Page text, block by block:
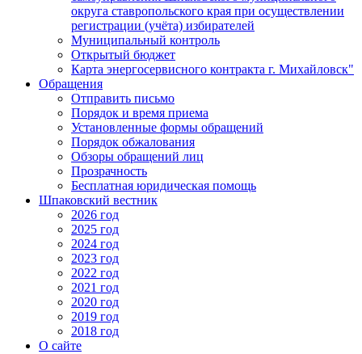
округа ставропольского края при осуществлении
регистрации (учёта) избирателей
Муниципальный контроль
Открытый бюджет
Карта энергосервисного контракта г. Михайловск"
Обращения
Отправить письмо
Порядок и время приема
Установленные формы обращений
Порядок обжалования
Обзоры обращений лиц
Прозрачность
Бесплатная юридическая помощь
Шпаковский вестник
2026 год
2025 год
2024 год
2023 год
2022 год
2021 год
2020 год
2019 год
2018 год
О сайте